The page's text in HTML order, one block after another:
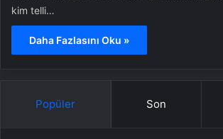
kim telli…
Daha Fazlasını Oku »
Popüler Son